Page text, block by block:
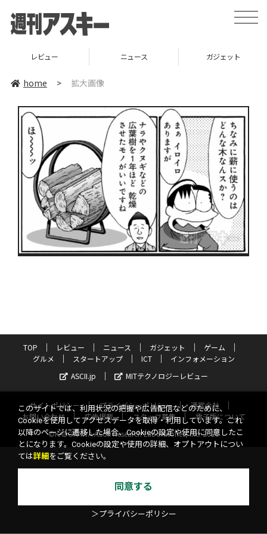
toggle
レビュー ニュース ガジェット
home > 拡大画像
TOP レビュー ニュース ガジェット
ゲーム
グルメ
スタートアップ ICT
インフォメーション
ASCII.jp
MITテクノロジーレビュー
サイトポリシー プライバシーポリシー
運営会社
お問い合わせ
広告掲載 スタッフ募集
電子版について
©KADOKAWA ASCII Research Laboratories, Inc. 2026
このサイトでは、利用状況の把握や広告配信などのために、
Cookieを使用してアクセスデータを取得・利用しています。これ
以降のページに遷移した場合、Cookieの設定や使用に同意したこ
とになります。Cookieの設定や使用の詳細、オプトアウトについ
ては詳細 をご覧ください。
同意する
＞プライバシーポリシー